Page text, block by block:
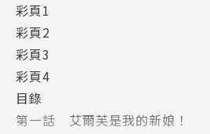
彩頁1
彩頁2
彩頁3
彩頁4
目錄
第一話 艾爾芙是我的新娘！